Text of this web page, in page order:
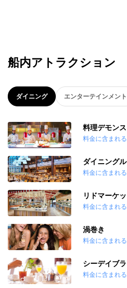
船内アトラクション
ダイニング エンターテインメント
料理デモン
料金に含まれる
ダイニング
料金に含まれる
リドマーケ
料金に含まれる
渦巻き
料金に含まれる
シーデイブ
料金に含まれる